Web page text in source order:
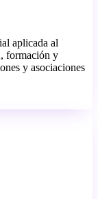
aplicada al
formación y
y asociaciones